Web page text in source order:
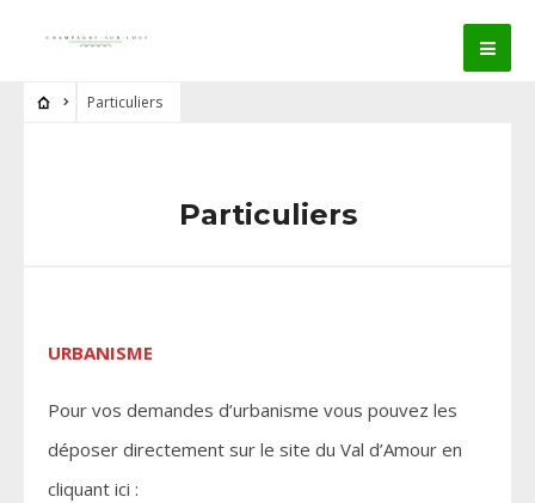
Particuliers
Particuliers
URBANISME
Pour vos demandes d’urbanisme vous pouvez les
déposer directement sur le site du Val d’Amour en
cliquant ici :